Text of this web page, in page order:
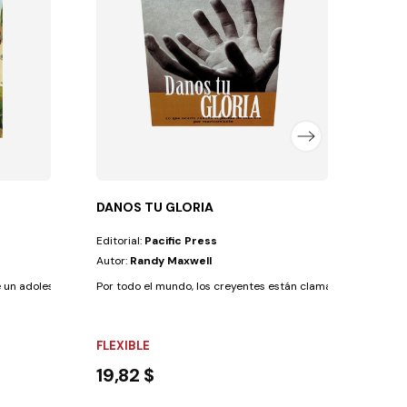
adolescente aficionado a las lecturas...
DANOS TU GLORIA
Editorial: Pacific Press
Autor: Randy Maxwell
Por todo el mundo, los creyentes están clamando a Dios
FLEXIBLE
19,82 $